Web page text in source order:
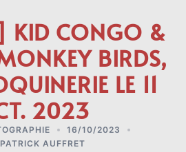
KID CONGO &
BIRDS,
LE 11
2023
16/10/2023
PATRICK AUFFRET